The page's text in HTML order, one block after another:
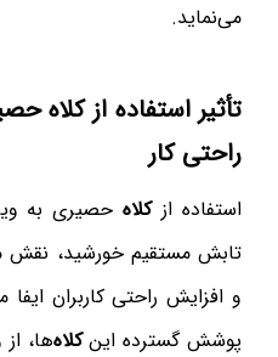
می‌نماید.
تأثیر استفاده ازکلاه
راحتی کار
استفاده ازکلاهحصیری به
تابش مستقیم خورشید،
و افزایش راحتی کاربران
پوشش گسترده اینکلاه‌ها،